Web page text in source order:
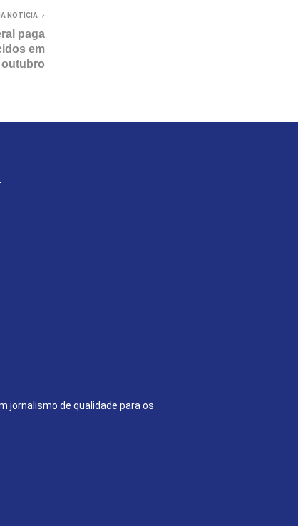
NOTÍCIA
paga
em
outubro
jornalismo de qualidade para os